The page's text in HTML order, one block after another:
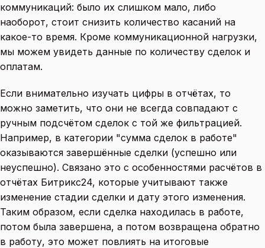
коммуникаций: было их слишком мало, либо
наоборот, стоит снизить количество касаний на
какое-то время. Кроме коммуникационной нагрузки,
мы можем увидеть данные по количеству сделок и
оплатам.
Если внимательно изучать цифры в отчётах, то
можно заметить, что они не всегда совпадают с
ручным подсчётом сделок с той же фильтрацией.
Например, в категории "сумма сделок в работе"
оказываются завершённые сделки (успешно или
неуспешно). Связано это с особенностями расчётов в
отчётах Битрикс24, которые учитывают также
изменение стадии сделки и дату этого изменения.
Таким образом, если сделка находилась в работе,
потом была завершена, а потом возвращена обратно
в работу, это может повлиять на итоговые